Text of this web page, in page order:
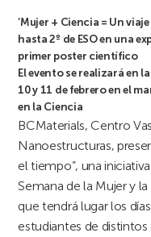
‘Mujer + Ciencia = Un
hasta 2º de ESO en una
primer poster científico
El evento se realizará en
10 y 11 de febrero en el
en la Ciencia
BCMaterials, Centro
Nanoestructuras,
el tiempo”, una
Semana de la Mujer y
que tendrá lugar los
estudiantes de